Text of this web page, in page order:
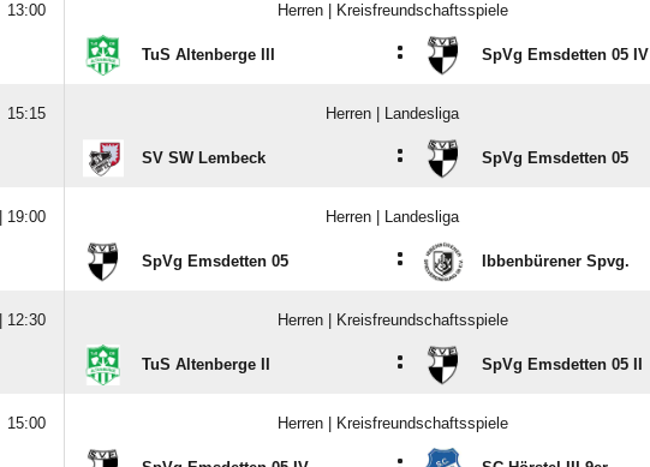
13:00 Herren | Kreisfreundschaftsspiele
TuS Altenberge III : SpVg Emsdetten 05 IV
15:15 Herren | Landesliga
SV SW Lembeck : SpVg Emsdetten 05
19:00 Herren | Landesliga
SpVg Emsdetten 05 : Ibbenbürener Spvg.
12:30 Herren | Kreisfreundschaftsspiele
TuS Altenberge II : SpVg Emsdetten 05 II
15:00 Herren | Kreisfreundschaftsspiele